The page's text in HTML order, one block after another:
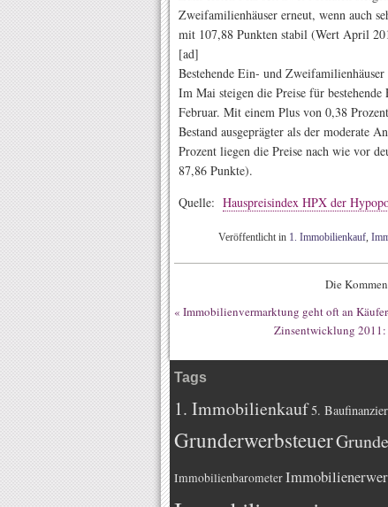
Zweifamilienhäuser erneut, wenn auch
mit 107,88 Punkten stabil (Wert April
[ad]
Bestehende Ein- und
Im Mai steigen die Preise für
Februar. Mit einem Plus von 0,38
Bestand ausgeprägter als der moderate
Prozent liegen die Preise nach wie vor
87,86 Punkte).
Quelle: Hauspreisindex HPX der
Veröffentlicht in 1. Immobilienkauf,
Die
« Immobilienvermarktung geht oft an
Zinsentwicklung 2011:
Tags
1. Immobilienkauf5.
Grunderwerbsteuer
Immobilienbarometer